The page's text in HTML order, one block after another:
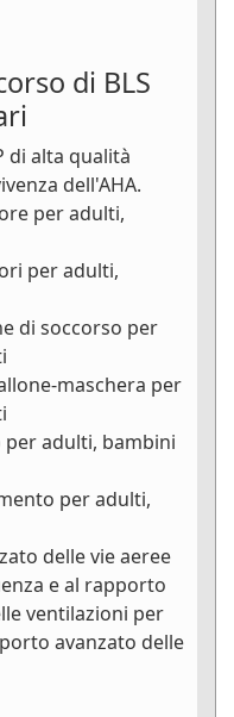
di BLS
di alta qualità
dell'AHA.
per adulti,
per adulti,
di soccorso per
maschera per
adulti, bambini
per adulti,
delle vie aeree
e al rapporto
ventilazioni per
avanzato delle